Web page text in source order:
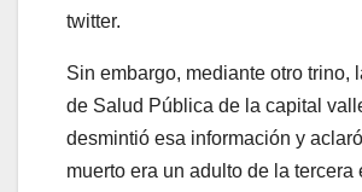
twitter.
Sin embargo, mediante otro trino,
de Salud Pública de la capital
desmintió esa información y
muerto era un adulto de la tercera